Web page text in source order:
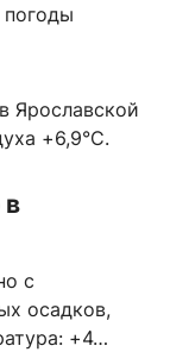
Ярославской
+6,9°C.
с
осадков,
+4…